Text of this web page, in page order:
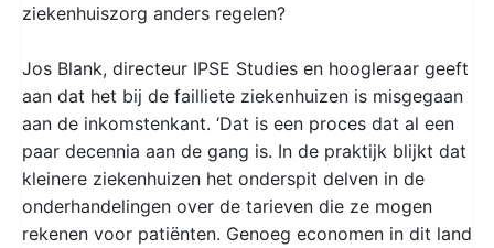
ziekenhuiszorg anders regelen?
Jos Blank, directeur IPSE Studies en hoogleraar geeft
aan dat het bij de failliete ziekenhuizen is misgegaan
aan de inkomstenkant. ‘Dat is een proces dat al een
paar decennia aan de gang is. In de praktijk blijkt dat
kleinere ziekenhuizen het onderspit delven in de
onderhandelingen over de tarieven die ze mogen
rekenen voor patiënten. Genoeg economen in dit land